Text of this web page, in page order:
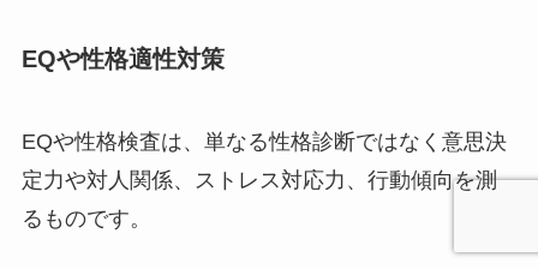
EQや性格適性対策
EQや性格検査は、単なる性格診断ではなく意思決
定力や対人関係、ストレス対応力、行動傾向を測
るものです。